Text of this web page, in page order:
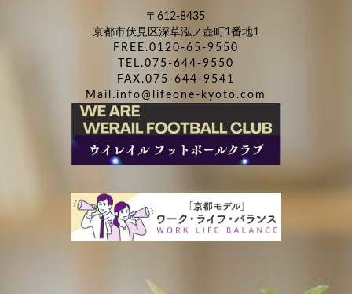
〒612-8435
京都市伏見区深草泓ノ壺町1番地1
FREE.0120-65-9550
TEL.075-644-9550
FAX.075-644-9541
Mail.info@lifeone-kyoto.com